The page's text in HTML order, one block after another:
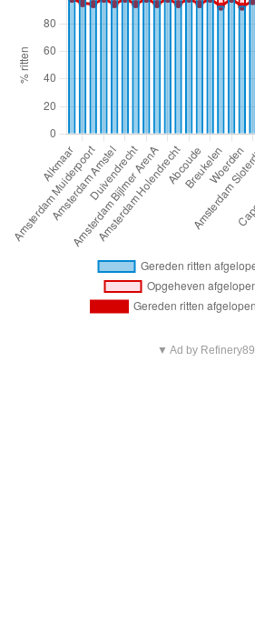
▼ Ad by Refinery89